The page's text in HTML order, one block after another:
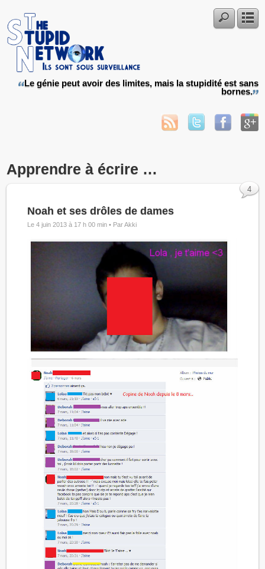
Le génie peut avoir des limites, mais la stupidité est sans
bornes.
Apprendre à écrire …
Noah et ses drôles de dames
Le 4 juin 2013 à 17 h 00 min • Par Akki
4